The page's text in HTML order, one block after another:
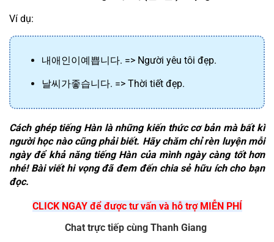
Ví dụ:
내애인이예쁩니다. => Người yêu tôi đẹp.
날씨가좋습니다. => Thời tiết đẹp.
Cách ghép tiếng Hàn là những kiến thức cơ bản mà bất kì
người học nào cũng phải biết. Hãy chăm chỉ rèn luyện mỗi
ngày để khả năng tiếng Hàn của mình ngày càng tốt hơn
nhé! Bài viết hi vọng đã đem đến chia sẻ hữu ích cho bạn
đọc.
CLICK NGAY để được tư vấn và hỗ trợ MIỄN PHÍ
Chat trực tiếp cùng Thanh Giang